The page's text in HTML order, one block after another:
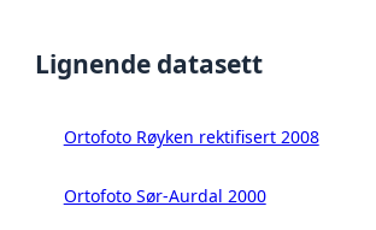
Lignende datasett
Ortofoto Røyken rektifisert 2008
Ortofoto Sør-Aurdal 2000